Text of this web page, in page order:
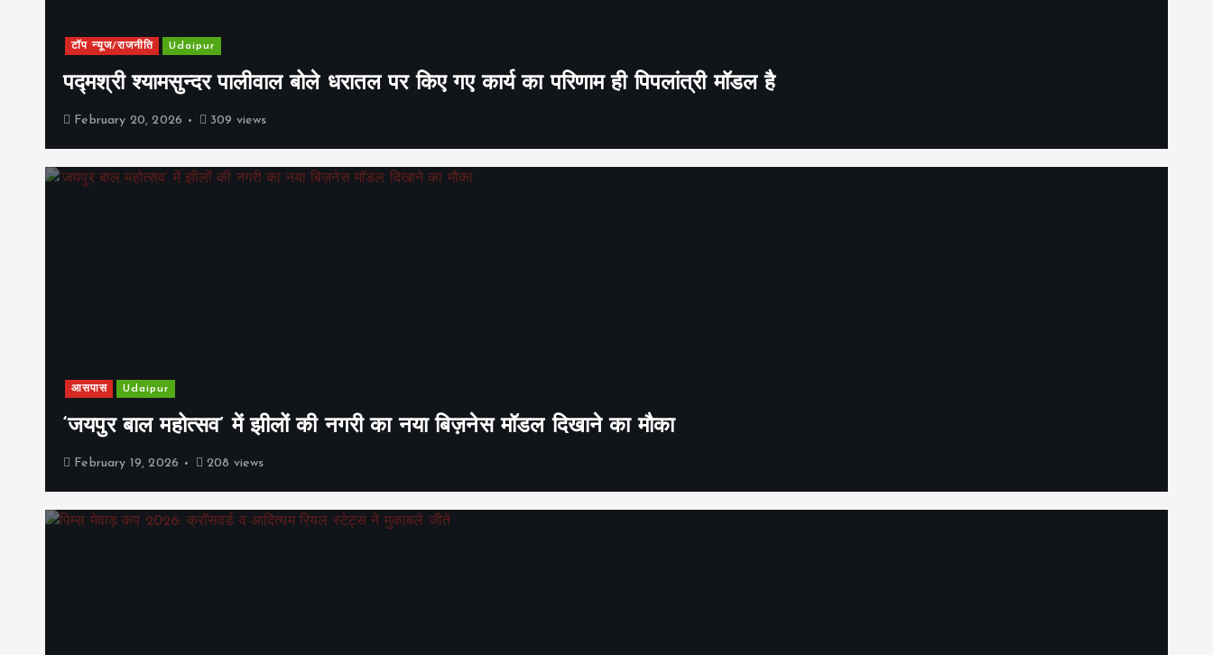
टॉप न्यूज/राजनीति Udaipur
पद्मश्री श्यामसुन्दर पालीवाल बोले धरातल पर किए गए कार्य का परिणाम ही पिपलांत्री मॉडल है
February 20, 2026 309 views
आसपास Udaipur
‘जयपुर बाल महोत्सव’ में झीलों की नगरी का नया बिज़नेस मॉडल दिखाने का मौका
February 19, 2026 208 views